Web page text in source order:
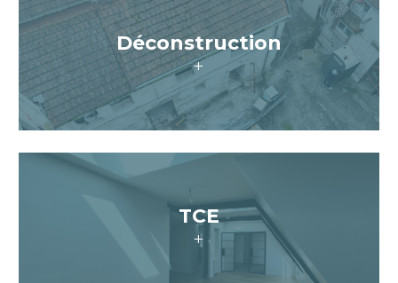
Déconstruction
+
TCE
+